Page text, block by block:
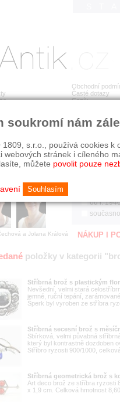
Obchodní
Časté dotazy
Ceník
firma
u nás oceňují:
zázemí
prostředí
a Jolana Králová
RYCHLÉ
všechno
před r.
od r.
NÁKUP I
položky v kategorii
Stříbrná brož s plastickým
Nevšední, velmi stará
jemné, ruční tepání,
Šperk byl vyroben ze stříbra
Stříbrná secesní brož s
Sbírková, velmi půvabná
který byl kontrastně dozdoben
Stříbro ryzosti 900/1000,
Stříbrná geometrická brož s
Art deco brož ze stříbra ryzosti
x 1,9 cm. Celková hmotnost 8,60
soukromí nám
1809, s.r.o., používá cookies
webových stránek i cíleného
můžete povolit pouze
Souhlasím